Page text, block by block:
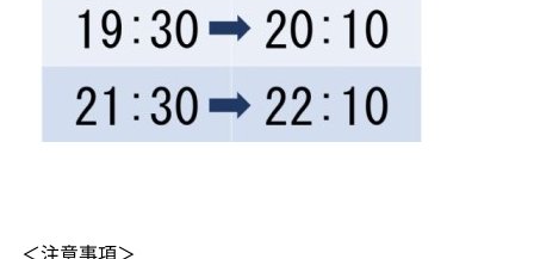
＜注意事項＞